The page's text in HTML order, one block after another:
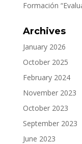
Formación
Archives
January 2026
October 2025
February 2024
November 2023
October 2023
September 2023
June 2023